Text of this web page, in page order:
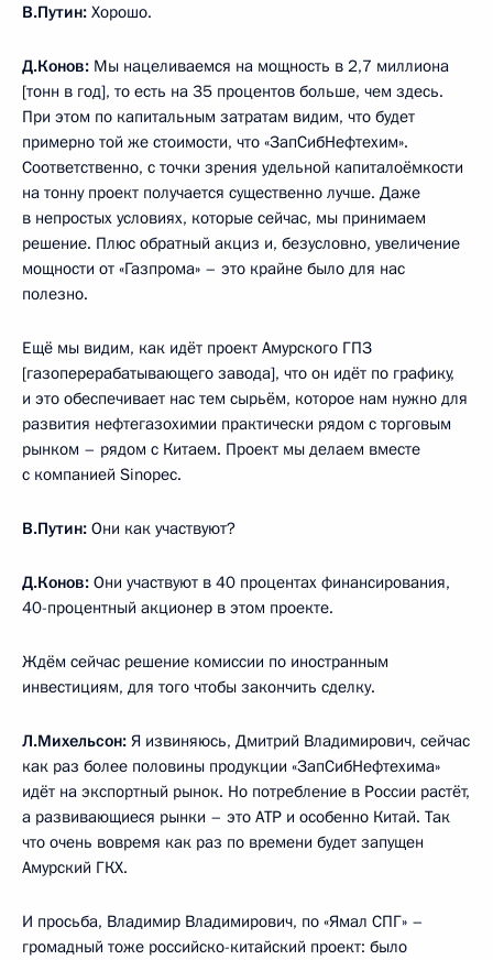
В.Путин: Хорошо.
Д.Конов: Мы нацеливаемся на мощность в 2,7 миллиона
[тонн в год], то есть на 35 процентов больше, чем здесь.
При этом по капитальным затратам видим, что будет
примерно той же стоимости, что «ЗапСибНефтехим».
Соответственно, с точки зрения удельной капиталоёмкости
на тонну проект получается существенно лучше. Даже
в непростых условиях, которые сейчас, мы принимаем
решение. Плюс обратный акциз и, безусловно, увеличение
мощности от «Газпрома» – это крайне было для нас
полезно.
Ещё мы видим, как идёт проект Амурского ГПЗ
[газоперерабатывающего завода], что он идёт по графику,
и это обеспечивает нас тем сырьём, которое нам нужно для
развития нефтегазохимии практически рядом с торговым
рынком – рядом с Китаем. Проект мы делаем вместе
с компанией Sinopec.
В.Путин: Они как участвуют?
Д.Конов: Они участвуют в 40 процентах финансирования,
40-процентный акционер в этом проекте.
Ждём сейчас решение комиссии по иностранным
инвестициям, для того чтобы закончить сделку.
Л.Михельсон: Я извиняюсь, Дмитрий Владимирович, сейчас
как раз более половины продукции «ЗапСибНефтехима»
идёт на экспортный рынок. Но потребление в России растёт,
а развивающиеся рынки – это АТР и особенно Китай. Так
что очень вовремя как раз по времени будет запущен
Амурский ГКХ.
И просьба, Владимир Владимирович, по «Ямал СПГ» –
громадный тоже российско-китайский проект: было